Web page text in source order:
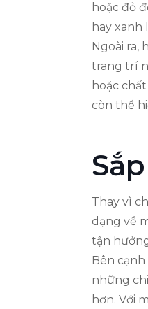
hoặc đỏ
hay xanh
Ngoài ra,
trang trí
hoặc
còn thể
Thay vì
dạng về
tận
Bên
những
hơn. Với